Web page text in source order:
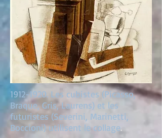
1912-1920. Les cubistes (Picasso,
Braque, Gris, Laurens) et les
futuristes (Severini, Marinetti,
Boccioni) utilisent le collage.